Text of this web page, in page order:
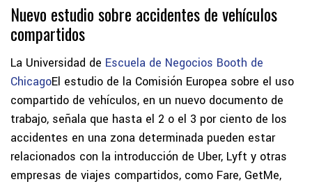
Nuevo estudio sobre accidentes de vehículos
compartidos
La Universidad de Escuela de Negocios Booth de
ChicagoEl estudio de la Comisión Europea sobre el uso
compartido de vehículos, en un nuevo documento de
trabajo, señala que hasta el 2 o el 3 por ciento de los
accidentes en una zona determinada pueden estar
relacionados con la introducción de Uber, Lyft y otras
empresas de viajes compartidos, como Fare, GetMe,